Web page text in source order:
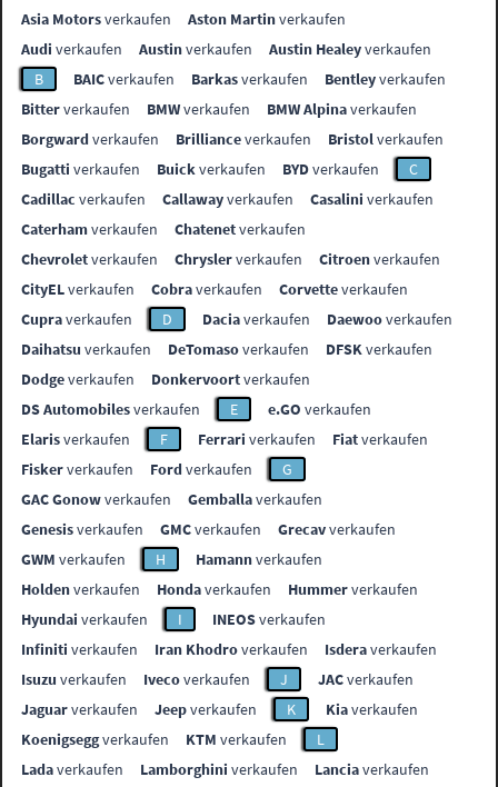
Asia Motorsverkaufen Aston Martinverkaufen
Audi verkaufen Austinverkaufen Austin Healeyverkaufen
B
BAICverkaufen Barkasverkaufen Bentleyverkaufen
Bitterverkaufen BMWverkaufen BMW Alpinaverkaufen
Borgwardverkaufen Brillianceverkaufen Bristolverkaufen
Bugatti verkaufen Buickverkaufen BYDverkaufen
C
Cadillac verkaufen Callawayverkaufen Casalini verkaufen
Caterhamverkaufen Chatenetverkaufen
Chevroletverkaufen Chryslerverkaufen Citroenverkaufen
CityELverkaufen Cobraverkaufen Corvetteverkaufen
Cupraverkaufen D Daciaverkaufen Daewooverkaufen
Daihatsu verkaufen DeTomasoverkaufen DFSKverkaufen
Dodgeverkaufen Donkervoortverkaufen
DS Automobilesverkaufen E e.GO verkaufen
Elarisverkaufen F Ferrari verkaufen Fiatverkaufen
Fiskerverkaufen Fordverkaufen
G
GAC Gonowverkaufen Gemballaverkaufen
Genesisverkaufen GMCverkaufen Grecavverkaufen
GWM verkaufen H Hamannverkaufen
Holdenverkaufen Hondaverkaufen Hummerverkaufen
Hyundai verkaufen I INEOSverkaufen
Infiniti verkaufen Iran Khodroverkaufen Isderaverkaufen
Isuzu verkaufen Ivecoverkaufen J JACverkaufen
Jaguarverkaufen Jeepverkaufen K Kiaverkaufen
Koenigseggverkaufen KTM verkaufen
L
Ladaverkaufen Lamborghini verkaufen Lanciaverkaufen